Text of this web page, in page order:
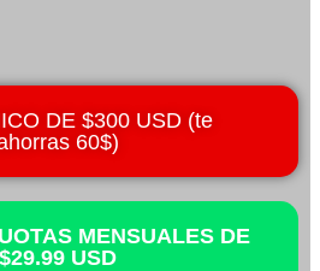
DE $300 USD (te
60$)
MENSUALES DE
$29.99 USD